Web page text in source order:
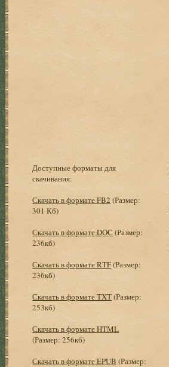
Доступные форматы для
скачивания:
Скачать в формате FB2 (Размер:
301 Кб)
Скачать в формате DOC (Размер:
236кб)
Скачать в формате RTF(Размер:
236кб)
Скачать в формате TXT(Размер:
253кб)
Скачать в формате HTML
(Размер: 256кб)
Скачать в формате EPUB (Размер: